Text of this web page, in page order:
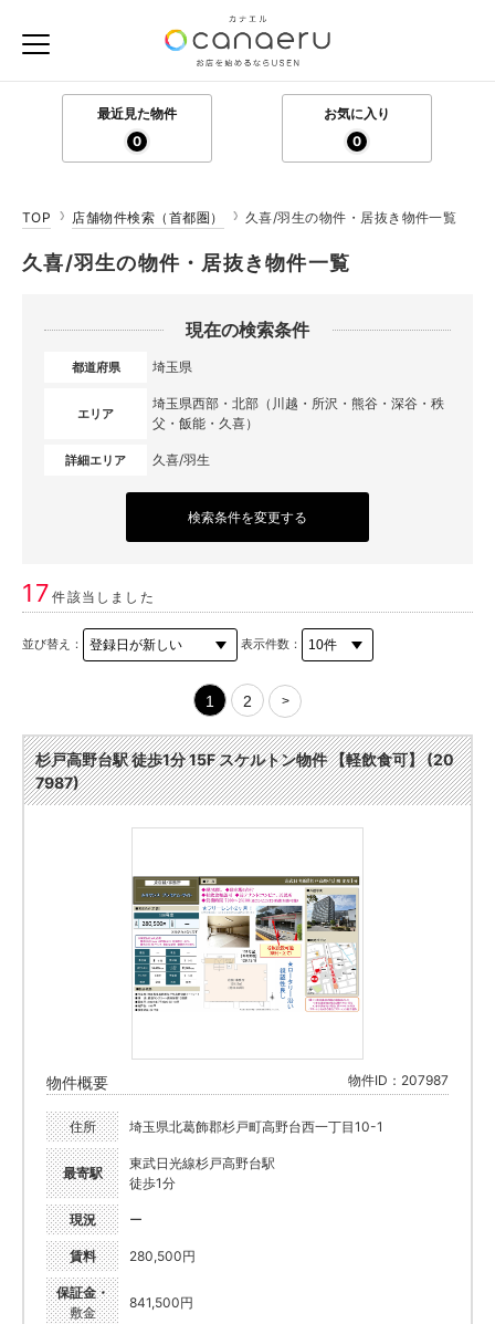
最近見た物件
0
お気に入り
0
TOP 店舗物件検索（首都圏） 久喜/羽生の物件・居抜き物件一覧
久喜/羽生の物件・居抜き物件一覧
現在の検索条件
都道府県 埼玉県
エリア
埼玉県西部・北部（川越・所沢・熊谷・深谷・秩
父・飯能・久喜）
詳細エリア 久喜/羽生
検索条件を変更する
17件該当しました
並び替え： 表示件数：
1 2 >
杉戸高野台駅 徒歩1分 15F スケルトン物件 【軽飲食可】 (20
7987)
物件概要 物件ID：207987
住所 埼玉県北葛飾郡杉戸町高野台西一丁目10-1
最寄駅
東武日光線杉戸高野台駅
徒歩1分
現況 ー
賃料 280,500円
保証金・
敷金
841,500円